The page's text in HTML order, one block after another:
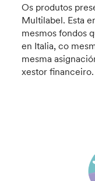
Os produtos
Multilabel. Esta
mesmos fondos
en Italia, co
mesma
xestor financeiro.